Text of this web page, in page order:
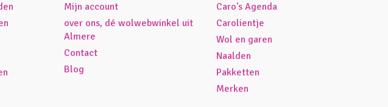
Mijn account
over ons, dé wolwebwinkel uit
Almere
Contact
Blog
Caro's Agenda
Carolientje
Wol en garen
Naalden
Pakketten
Merken